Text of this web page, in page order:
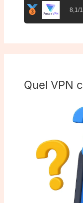
8,1/
Quel VPN